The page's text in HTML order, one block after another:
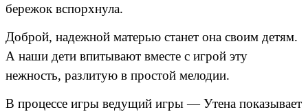
бережок вспорхнула.
Доброй, надежной матерью станет она своим детям.
А наши дети впитывают вместе с игрой эту
нежность, разлитую в простой мелодии.
В процессе игры ведущий игры — Утена показывает